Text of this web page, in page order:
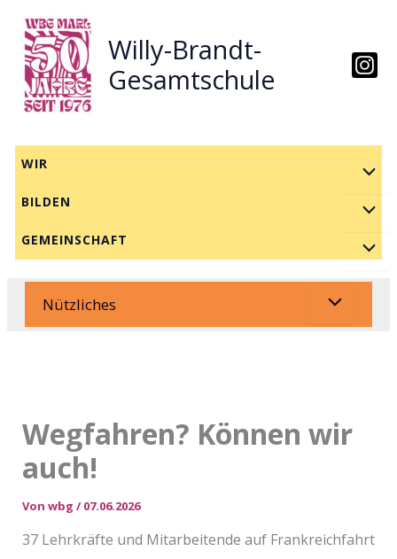
Inhalt
springen
Willy-Brandt-
Gesamtschule
WIR
BILDEN
GEMEINSCHAFT
Nützliches
Wegfahren? Können wir
auch!
Von wbg /07.06.2026
37 Lehrkräfte und Mitarbeitende auf Frankreichfahrt